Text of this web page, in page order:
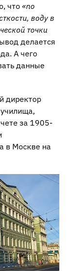
что «по
воду в
точки
делается
А чего
данные
директор
за 1905-
в Москве на